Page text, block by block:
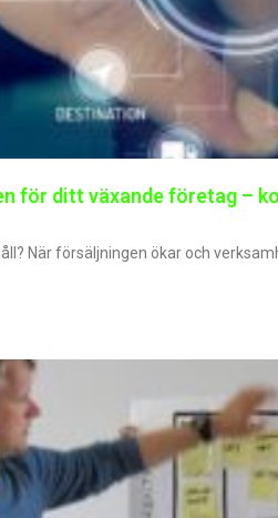
för ditt växande företag –
När försäljningen ökar och